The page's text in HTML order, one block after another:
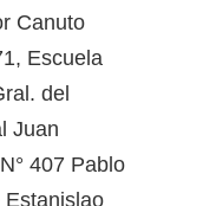
Canuto
Escuela
del
Juan
407 Pablo
Estanislao